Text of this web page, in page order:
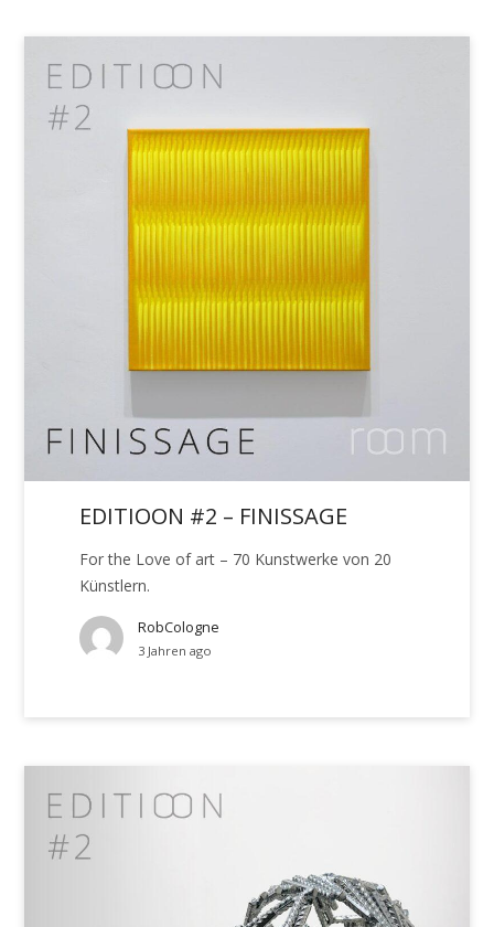
EDITIOON #2 – FINISSAGE
For the Love of art – 70 Kunstwerke von 20
Künstlern.
RobCologne
3 Jahren ago